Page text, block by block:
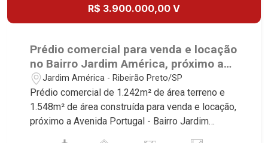
R$ 3.900.000,00 V
Prédio comercial para venda e locação
no Bairro Jardim América, próximo a
Avenida Portugal - Ribeirão Preto/SP.
Jardim América - Ribeirão Preto/SP
Prédio comercial de 1.242m² de área terreno e
1.548m² de área construída para venda e locação,
próximo a Avenida Portugal - Bairro Jardim